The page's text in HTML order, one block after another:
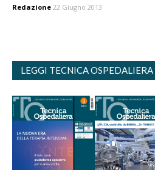
Redazione 22 Giugno 2013
LEGGI TECNICA OSPEDALIERA